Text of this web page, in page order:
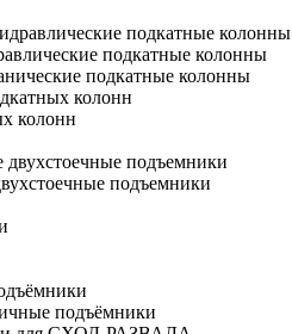
подкатные колонны
подкатные колонны
подкатные колонны
колонн
колонн
двухстоечные подъемники
подъемники
подъёмники